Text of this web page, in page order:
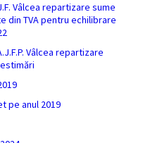
Vâlcea repartizare sume
din TVA pentru echilibrare
Vâlcea repartizare
pe anul 2019